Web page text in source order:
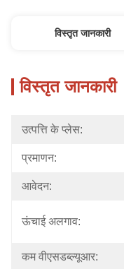
विस्तृत जानकारी
विस्तृत जानकारी
उत्पत्ति के प्लेस:
प्रमाणन:
आवेदन:
ऊंचाई अलगाव:
कम वीएसडब्ल्यूआर: